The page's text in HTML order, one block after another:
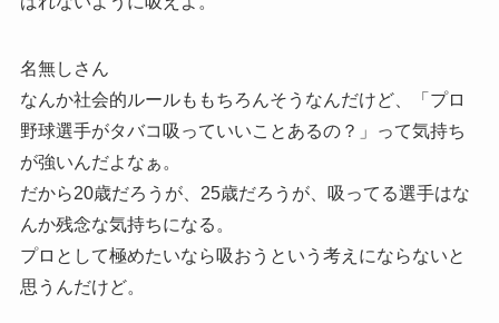
名無しさん
なんか社会的ルールももちろんそうなんだけど、「プロ
野球選手がタバコ吸っていいことあるの？」って気持ち
が強いんだよなぁ。
だから20歳だろうが、25歳だろうが、吸ってる選手はな
んか残念な気持ちになる。
プロとして極めたいなら吸おうという考えにならないと
思うんだけど。